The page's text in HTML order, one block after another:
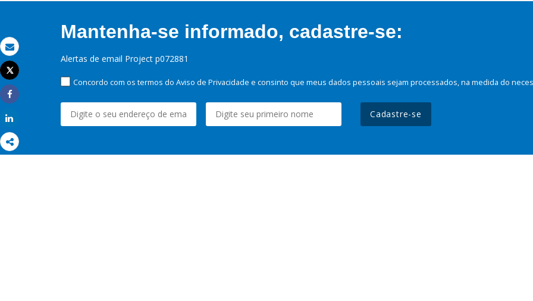
Email
Imprimir
Tweet
Share
Mantenha-se informado, cadastre-se:
Alertas de email Project p072881
Concordo com os termos do Aviso de Privacidade e consinto que meus dados pessoais sejam processados, na medida do
Cadastre-se